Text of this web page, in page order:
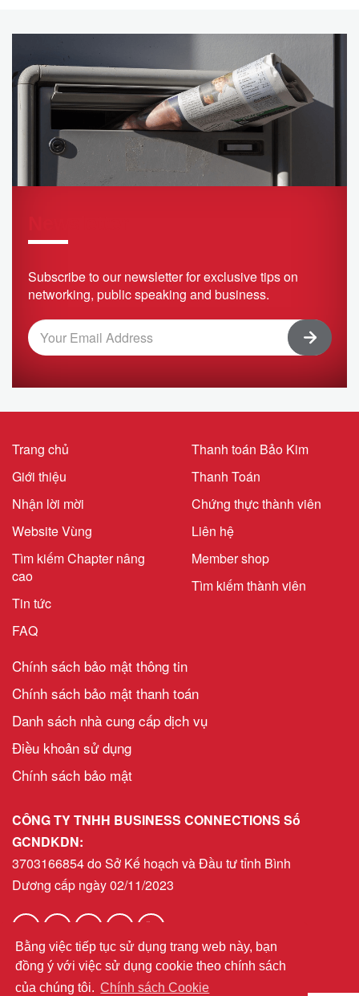
Bằng việc tiếp tục sử dụng trang web này, bạn
đồng ý với việc sử dụng cookie theo chính sách
của chúng tôi. Chính sách Cookie
Subscribe to our newsletter for exclusive tips on
networking, public speaking and business.
Trang chủ
Giới thiệu
Nhận lời mời
Website Vùng
Tìm kiếm Chapter nâng
cao
Tin tức
FAQ
Thanh toán Bảo Kim
Thanh Toán
Chứng thực thành viên
Liên hệ
Member shop
Tìm kiếm thành viên
Chính sách bảo mật thông tin
Chính sách bảo mật thanh toán
Danh sách nhà cung cấp dịch vụ
Điều khoản sử dụng
Chính sách bảo mật
CÔNG TY TNHH BUSINESS CONNECTIONS Số
GCNDKDN:
3703166854 do Sở Kế hoạch và Đầu tư tỉnh Bình
Dương cấp ngày 02/11/2023
Email: helpdeskvn@bni.com